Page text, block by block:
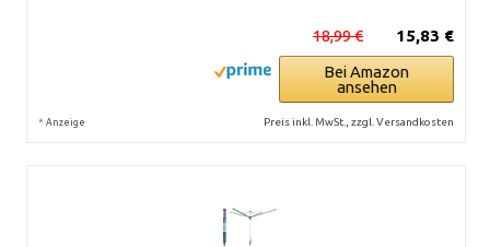
15,83 €
18,99 €
Bei Amazon
ansehen
* Anzeige Preis inkl. MwSt., zzgl. Versandkosten